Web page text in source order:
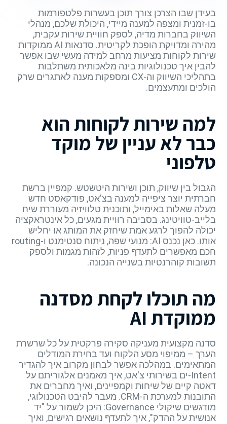
בעידן שבו הצרכן צורך תוכן בעשרות פלטפורמות
בו-זמנית ומצפה למענה מיידי, היכולת שלכם, מנהלי
השיווק בחברות מדיה, לספק חוויית שירות עקבית,
מהירה ומדויקת הופכת לקריטית. סדנאות AI ממוקדות
שירות לקוחות מציעות מרחב למידה מעשי שבו אפשר
להבין איך טכנולוגיות בינה מלאכותית משתלבות
בתהליכי השיווק וה-CX ומספקות מענה לאתגרים שרק
הולכים ומתעצמים.
למה שירות לקוחות הוא
כבר לא עניין של מוקד
טלפוני
הגבול בין שיווק, תוכן ושירות היטשטש. קמפיין ברשת
חברתית יוצר ציפייה למענה בצ'אט, פודקאסט חדש
מעלה שאלות באימייל, ותוכנית טלוויזיה מעוררת שיח
בלייב-טוויטינג. בסביבה רוויית מגעים, כל אינטראקציה
יכולה להפוך לרגע אמת שיחזק את המותג או יחליש
אותו. כאן נכנס AI: מנועי שפה, ניתוח סנטימנט ו-routing
חכם מאפשרים לתעדף פניות, לזהות מגמות ולספק
תשובות קוהרנטיות בשנייה הנכונה.
מה תוכלו לקחת מסדנה
ממוקדת AI
סדנה מקצועית מעניקה סקירה פרקטית על כל שרשרת
הערך – ממיפוי מסע הלקוח ועד בחירת המודלים
המתאימים. במהלכה אפשר לבחון מקרוב איך להגדיר
Intent-ים בשירותי צ'אט, איך מאמנים אלגוריתם על
דאטה קיים של שיחות וקמפיינים, ואיך מחברים את
התובנות למערכת ה-CRM. מעבר להיבט הטכנולוגי,
מודגשים שיקולי Governance: היכן לשמור על "יד
אנושית על ההדק", איך לתעדף נושאים רגישים, ואיך